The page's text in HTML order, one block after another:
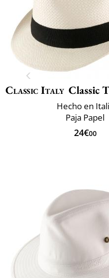
Classic Italy Classic
Hecho en
Paja Papel
24€00